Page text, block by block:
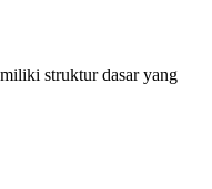
struktur dasar yang